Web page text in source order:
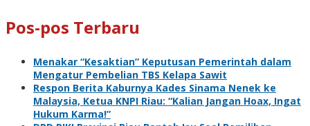
Pos-pos Terbaru
Menakar “Kesaktian” Keputusan Pemerintah dalam
Mengatur Pembelian TBS Kelapa Sawit
Respon Berita Kaburnya Kades Sinama Nenek ke
Malaysia, Ketua KNPI Riau: “Kalian Jangan Hoax, Ingat
Hukum Karma!”